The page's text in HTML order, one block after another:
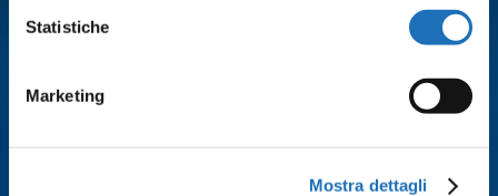
Statistiche
Marketing
Mostra dettagli
Cognome